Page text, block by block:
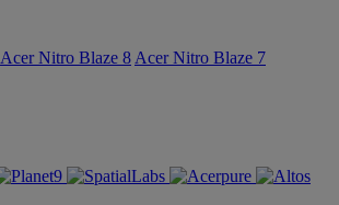
Acer Nitro Blaze 8 Acer Nitro Blaze 7